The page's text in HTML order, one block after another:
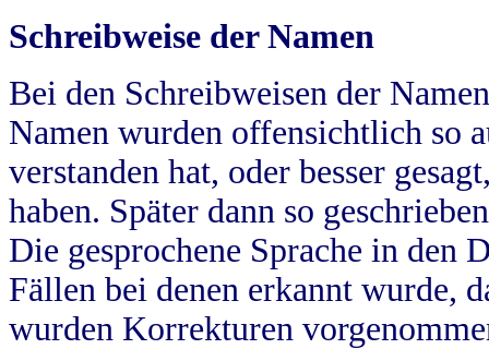
Schreibweise der Namen
Bei den Schreibweisen der
Namen wurden offensichtlich so
verstanden hat, oder besser
haben. Später dann so
Die gesprochene Sprache in
Fällen bei denen erkannt wurde,
wurden Korrekturen